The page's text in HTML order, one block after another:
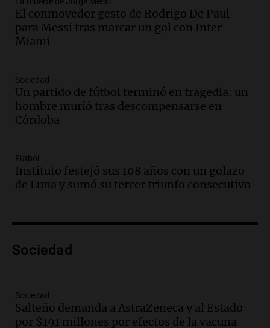
Episodios
Audio.Ley de Propiedad Privada: el revés
en el Congreso expuso una debilidad
comunicacional del Gobierno
Episodios
Audio.Casabindo se prepara para una
celebración única: 30.000 turistas y el
tradicional Toreo de la Vincha
Audio.Borges, abogada de Pourrain:
"Tres hombres se lo llevaron para
hacerle preguntas y nunca regresó"
Episodios
metros del río Suquía y retiraron hasta
Episodios
Audio.La historia de la servilleta que
firmó Jorge Messi para el primer
El conmovedor gesto de Rodrigo De Paul
para Messi tras marcar un gol con Inter
Miami
Sociedad
Un partido de fútbol terminó en tragedia: un
hombre murió tras descompensarse en
Córdoba
Fútbol
Instituto festejó sus 108 años con un golazo
de Luna y sumó su tercer triunfo consecutivo
Sociedad
Sociedad
Salteño demanda a AstraZeneca y al Estado
por $191 millones por efectos de la vacuna